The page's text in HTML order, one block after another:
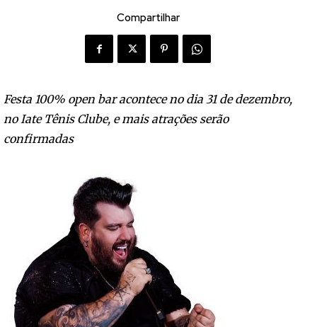
Compartilhar
Festa 100% open bar acontece no dia 31 de dezembro,
no Iate Tênis Clube, e mais atrações serão
confirmadas